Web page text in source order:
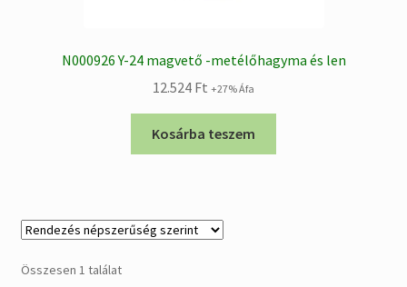
N000926 Y-24 magvető -metélőhagyma és len
12.524 Ft +27% Áfa
Kosárba teszem
Összesen 1 találat